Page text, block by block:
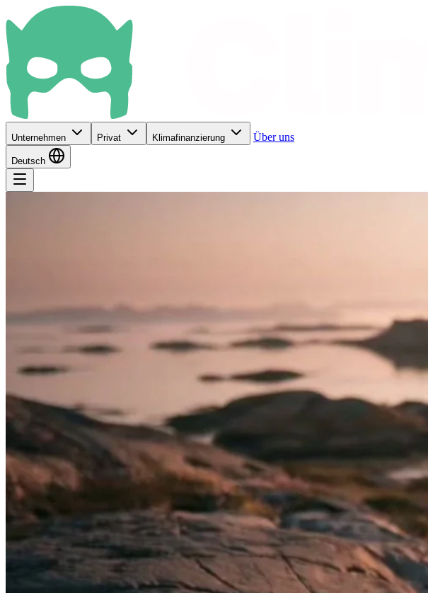
Unternehmen Privat Klimafinanzierung Über uns
Deutsch